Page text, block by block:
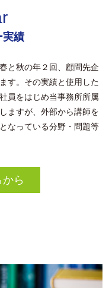
実績
と秋の年２回、顧問先企
す。その実績と使用した
員をはじめ当事務所所属
ますが、外部から講師を
なっている分野・問題等
ら